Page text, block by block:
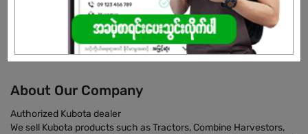
Male/Female
About Our Company
Authorized Kubota dealer
We sell Kubota products such as Tractors, Combine Harvestors,